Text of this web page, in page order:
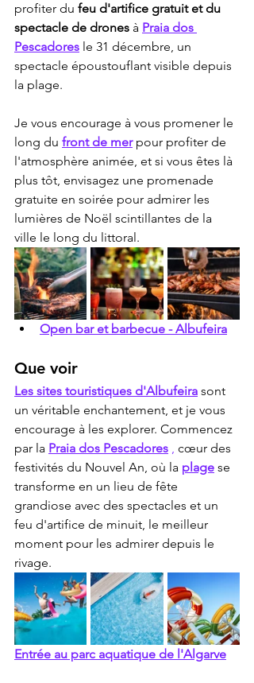
profiter du feu d'artifice gratuit et du
spectacle de drones à Praia dos
Pescadores le 31 décembre, un
spectacle époustouflant visible depuis
la plage.
Je vous encourage à vous promener le
long du front de mer pour profiter de
l'atmosphère animée, et si vous êtes là
plus tôt, envisagez une promenade
gratuite en soirée pour admirer les
lumières de Noël scintillantes de la
ville le long du littoral.
Open bar et barbecue - Albufeira
Que voir
Les sites touristiques d'Albufeira sont
un véritable enchantement, et je vous
encourage à les explorer. Commencez
par la Praia dos Pescadores , cœur des
festivités du Nouvel An, où la plage se
transforme en un lieu de fête
grandiose avec des spectacles et un
feu d'artifice de minuit, le meilleur
moment pour les admirer depuis le
rivage.
Entrée au parc aquatique de l'Algarve